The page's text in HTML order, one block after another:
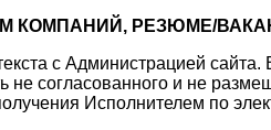
КОМПАНИЙ, РЕЗЮМЕ/
с Администрацией сайта.
согласованного и не
Исполнителем по